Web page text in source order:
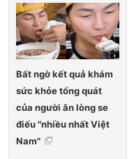
Bất ngờ kết quả khám
sức khỏe tổng quát
của người ăn lòng se
điếu "nhiều nhất Việt
Nam"